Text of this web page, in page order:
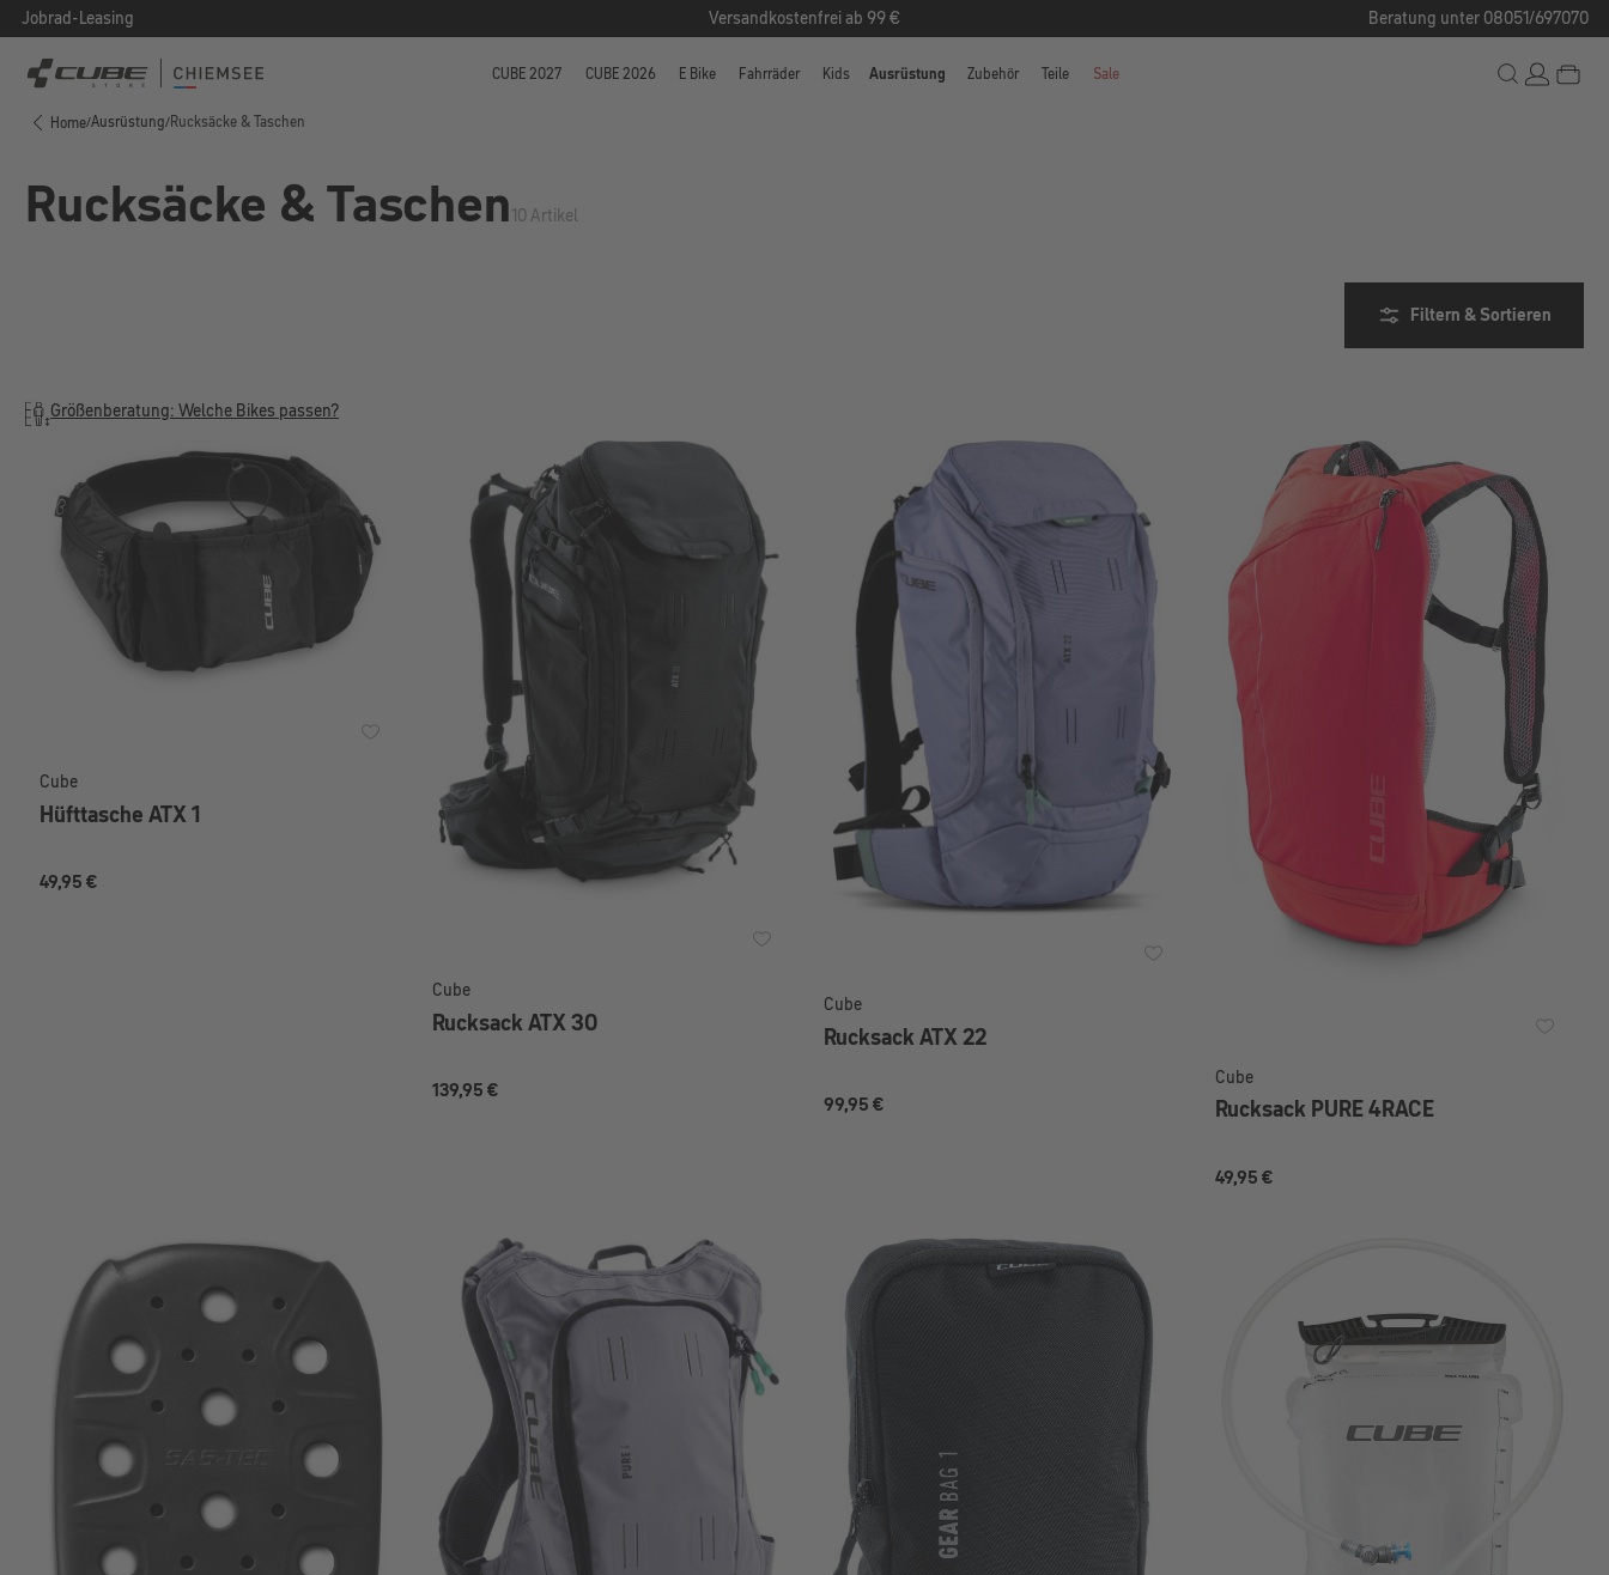
Hauptinhalt springen
Zur Suche springen
Zur Hauptnavigation springen
Jobrad-Leasing Versandkostenfrei ab 99 € Beratung unter 08051/697070
CUBE 2027 CUBE 2026 E Bike Fahrräder Kids Ausrüstung Zubehör Teile Sale
Home/Ausrüstung/Rucksäcke & Taschen
Rucksäcke & Taschen10 Artikel
Filtern & Sortieren
Größenberatung: Welche Bikes passen?
Cube
Hüfttasche ATX 1
49,95 €
Cube
Rucksack ATX 30
139,95 €
Cube
Rucksack ATX 22
99,95 €
Cube
Rucksack PURE 4RACE
49,95 €